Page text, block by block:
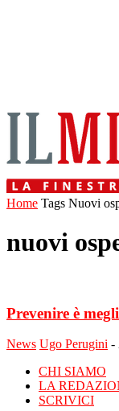
Home Tags Nuovi
nuovi
Prevenire è
News Ugo Perugini -
CHI SIAMO
LA
SCRIVICI